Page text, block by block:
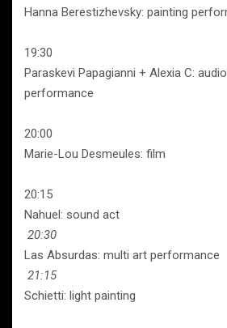
Hanna Berestizhevsky: painting
19:30
Paraskevi Papagianni + Alexia C:
performance
20:00
Marie-Lou Desmeules: film
20:15
Nahuel: sound act
20:30
Las Absurdas: multi art performance
21:15
Schietti: light painting